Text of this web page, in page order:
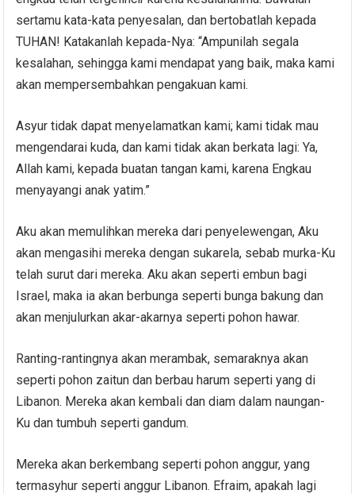
sertamu kata-kata penyesalan, dan bertobatlah kepada
TUHAN! Katakanlah kepada-Nya: “Ampunilah segala
kesalahan, sehingga kami mendapat yang baik, maka kami
akan mempersembahkan pengakuan kami.
Asyur tidak dapat menyelamatkan kami; kami tidak mau
mengendarai kuda, dan kami tidak akan berkata lagi: Ya,
Allah kami, kepada buatan tangan kami, karena Engkau
menyayangi anak yatim.”
Aku akan memulihkan mereka dari penyelewengan, Aku
akan mengasihi mereka dengan sukarela, sebab murka-Ku
telah surut dari mereka. Aku akan seperti embun bagi
Israel, maka ia akan berbunga seperti bunga bakung dan
akan menjulurkan akar-akarnya seperti pohon hawar.
Ranting-rantingnya akan merambak, semaraknya akan
seperti pohon zaitun dan berbau harum seperti yang di
Libanon. Mereka akan kembali dan diam dalam naungan-
Ku dan tumbuh seperti gandum.
Mereka akan berkembang seperti pohon anggur, yang
termasyhur seperti anggur Libanon. Efraim, apakah lagi